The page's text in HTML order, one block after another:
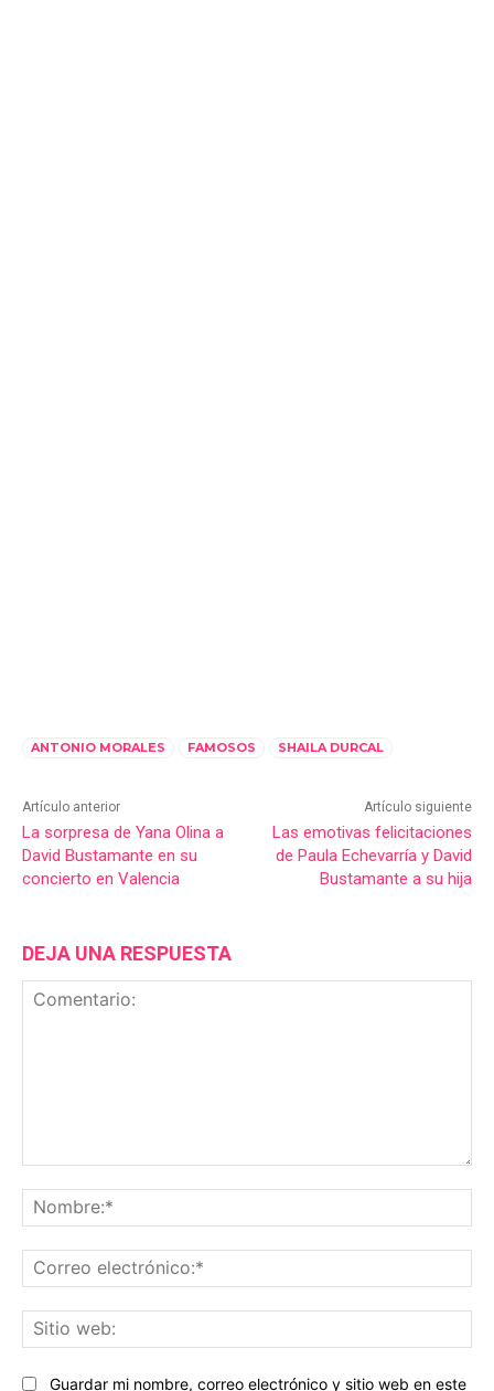
ANTONIO MORALES FAMOSOS SHAILA DURCAL
Artículo anterior
La sorpresa de Yana Olina a
David Bustamante en su
concierto en Valencia
Artículo siguiente
Las emotivas felicitaciones
de Paula Echevarría y David
Bustamante a su hija
DEJA UNA RESPUESTA
Guardar mi nombre, correo electrónico y sitio web en este